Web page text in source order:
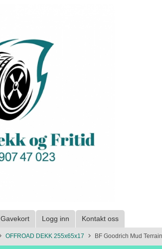
Gavekort Logg inn Kontakt oss
OFFROAD DEKK 255x65x17 BF Goodrich Mud